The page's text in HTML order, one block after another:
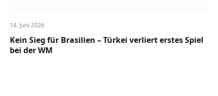
14. Juni 2026
Kein Sieg für Brasilien – Türkei verliert erstes Spiel
bei der WM